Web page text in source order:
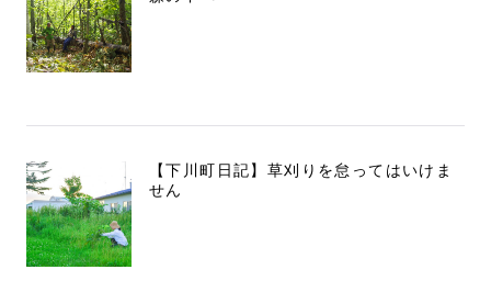
【下川町日記】草刈りを怠ってはいけま
せん